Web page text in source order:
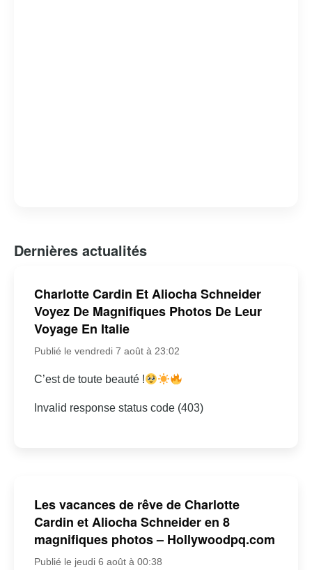
Dernières actualités
Charlotte Cardin Et Aliocha Schneider
Voyez De Magnifiques Photos De Leur
Voyage En Italie
Publié le vendredi 7 août à 23:02
C’est de toute beauté !
Invalid response status code (403)
Les vacances de rêve de Charlotte
Cardin et Aliocha Schneider en 8
magnifiques photos – Hollywoodpq.com
Publié le jeudi 6 août à 00:38